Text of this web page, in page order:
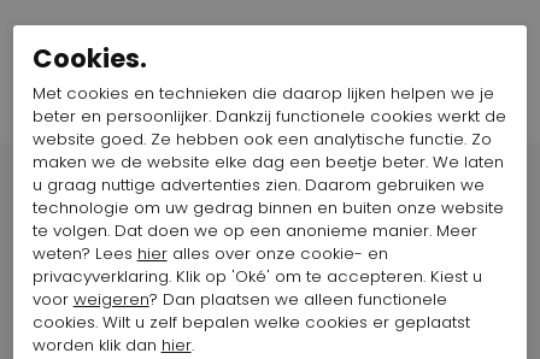
Winkels
Arnhem
Cookies.
Met cookies en technieken die daarop lijken helpen we je
beter en persoonlijker. Dankzij functionele cookies werkt de
website goed. Ze hebben ook een analytische functie. Zo
maken we de website elke dag een beetje beter. We laten
u graag nuttige advertenties zien. Daarom gebruiken we
technologie om uw gedrag binnen en buiten onze website
te volgen. Dat doen we op een anonieme manier. Meer
weten? Lees hieralles over onze cookie- en
privacyverklaring. Klik op 'Oké' om te accepteren. Kiest u
voor weigeren? Dan plaatsen we alleen functionele
cookies. Wilt u zelf bepalen welke cookies er geplaatst
worden klik dan hier.